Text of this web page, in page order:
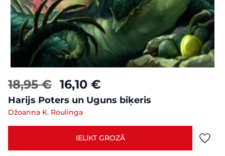
18,95 € 16,10 €
Harijs Poters un Uguns biķeris
Džoanna K. Roulinga
IELIKT GROZĀ